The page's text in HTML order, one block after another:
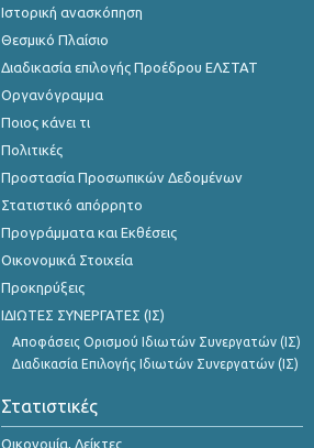
Ιστορική ανασκόπηση
Θεσμικό Πλαίσιο
Διαδικασία επιλογής Προέδρου ΕΛΣΤΑΤ
Οργανόγραμμα
Ποιος κάνει τι
Πολιτικές
Προστασία Προσωπικών Δεδομένων
Στατιστικό απόρρητο
Προγράμματα και Εκθέσεις
Οικονομικά Στοιχεία
Προκηρύξεις
ΙΔΙΩΤΕΣ ΣΥΝΕΡΓΑΤΕΣ (ΙΣ)
Αποφάσεις Ορισμού Ιδιωτών Συνεργατών (ΙΣ)
Διαδικασία Επιλογής Ιδιωτών Συνεργατών (ΙΣ)
Στατιστικές
Οικονομία, Δείκτες